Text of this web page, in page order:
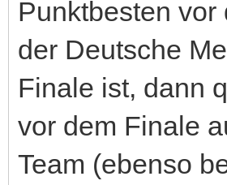
Punktbesten
der Deutsche
Finale ist, dann
vor dem Finale
Team (ebenso